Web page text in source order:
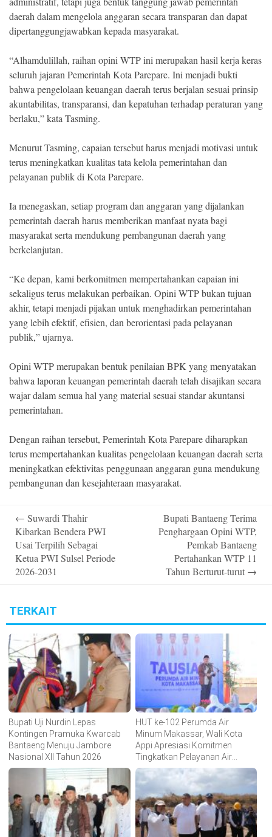
daerah dalam mengelola anggaran secara transparan dan dapat
dipertanggungjawabkan kepada masyarakat.
“Alhamdulillah, raihan opini WTP ini merupakan hasil kerja keras
seluruh jajaran Pemerintah Kota Parepare. Ini menjadi bukti
bahwa pengelolaan keuangan daerah terus berjalan sesuai prinsip
akuntabilitas, transparansi, dan kepatuhan terhadap peraturan yang
berlaku,” kata Tasming.
Menurut Tasming, capaian tersebut harus menjadi motivasi untuk
terus meningkatkan kualitas tata kelola pemerintahan dan
pelayanan publik di Kota Parepare.
Ia menegaskan, setiap program dan anggaran yang dijalankan
pemerintah daerah harus memberikan manfaat nyata bagi
masyarakat serta mendukung pembangunan daerah yang
berkelanjutan.
“Ke depan, kami berkomitmen mempertahankan capaian ini
sekaligus terus melakukan perbaikan. Opini WTP bukan tujuan
akhir, tetapi menjadi pijakan untuk menghadirkan pemerintahan
yang lebih efektif, efisien, dan berorientasi pada pelayanan
publik,” ujarnya.
Opini WTP merupakan bentuk penilaian BPK yang menyatakan
bahwa laporan keuangan pemerintah daerah telah disajikan secara
wajar dalam semua hal yang material sesuai standar akuntansi
pemerintahan.
Dengan raihan tersebut, Pemerintah Kota Parepare diharapkan
terus mempertahankan kualitas pengelolaan keuangan daerah serta
meningkatkan efektivitas penggunaan anggaran guna mendukung
pembangunan dan kesejahteraan masyarakat.
navigation
← Suwardi Thahir
Kibarkan Bendera PWI
Usai Terpilih Sebagai
Ketua PWI Sulsel Periode
2026-2031
Bupati Bantaeng Terima
Penghargaan Opini WTP,
Pemkab Bantaeng
Pertahankan WTP 11
Tahun Berturut-turut →
TERKAIT
Bupati Uji Nurdin Lepas
Kontingen Pramuka Kwarcab
Bantaeng Menuju Jambore
Nasional XII Tahun 2026
HUT ke-102 Perumda Air
Minum Makassar, Wali Kota
Appi Apresiasi Komitmen
Tingkatkan Pelayanan Air
Bersih